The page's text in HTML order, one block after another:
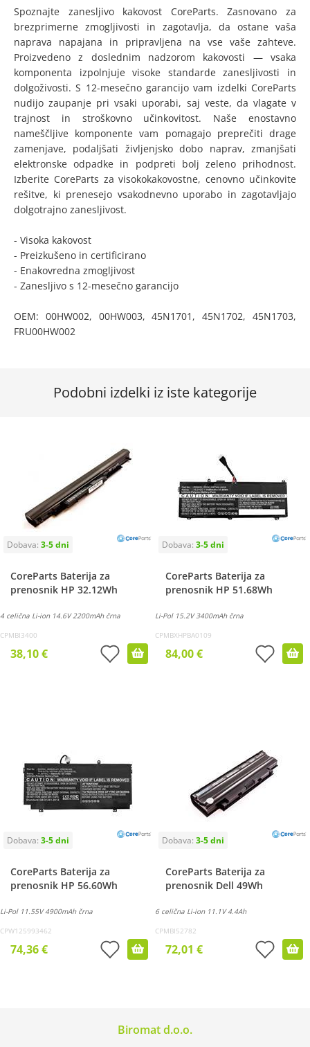
Spoznajte zanesljivo kakovost CoreParts. Zasnovano za
brezprimerne zmogljivosti in zagotavlja, da ostane vaša
naprava napajana in pripravljena na vse vaše zahteve.
Proizvedeno z doslednim nadzorom kakovosti — vsaka
komponenta izpolnjuje visoke standarde zanesljivosti in
dolgoživosti. S 12-mesečno garancijo vam izdelki CoreParts
nudijo zaupanje pri vsaki uporabi, saj veste, da vlagate v
trajnost in stroškovno učinkovitost. Naše enostavno
nameščljive komponente vam pomagajo preprečiti drage
zamenjave, podaljšati življenjsko dobo naprav, zmanjšati
elektronske odpadke in podpreti bolj zeleno prihodnost.
Izberite CoreParts za visokokakovostne, cenovno učinkovite
rešitve, ki prenesejo vsakodnevno uporabo in zagotavljajo
dolgotrajno zanesljivost.
- Visoka kakovost
- Preizkušeno in certificirano
- Enakovredna zmogljivost
- Zanesljivo s 12-mesečno garancijo
OEM: 00HW002, 00HW003, 45N1701, 45N1702, 45N1703,
FRU00HW002
Podobni izdelki iz iste kategorije
CoreParts Baterija za
prenosnik HP 32.12Wh
4 celična Li-ion 14.6V 2200mAh črna
CPMBI3400
38,10 €
CoreParts Baterija za
prenosnik HP 51.68Wh
Li-Pol 15.2V 3400mAh črna
CPMBXHPBA0109
84,00 €
CoreParts Baterija za
prenosnik HP 56.60Wh
Li-Pol 11.55V 4900mAh črna
CPW125993462
74,36 €
CoreParts Baterija za
prenosnik Dell 49Wh
6 celična Li-ion 11.1V 4.4Ah
CPMBI52782
72,01 €
Biromat d.o.o.